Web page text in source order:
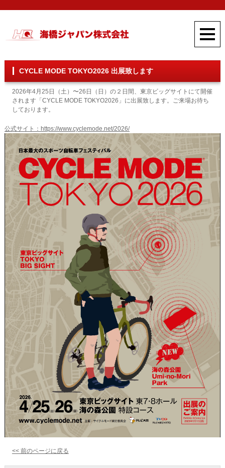
CYCLE MODE TOKYO2026 出展致します
2026年4月25日（土）〜26日（日）の２日間、東京ビッグサイトにて開催
されます「CYCLE MODE TOKYO2026」に出展致します。ご来場お待ち
しております。
公式サイト：https://www.cyclemode.net/2026/
<< 前のページに戻る